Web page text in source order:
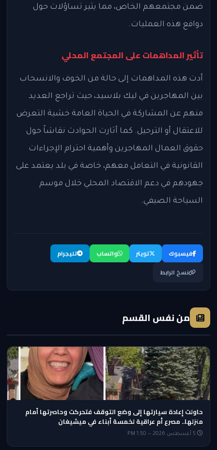
ضمن مجتمعهم الخاص، مما يثير تساؤلات حول
دوافع هذه العمليات.
تأثير المداهمات على المجتمع المحلي
أدت هذه المداهمات إلى حالة من الخوف والانسحاب
بين المهاجرين في ليك بلاسيد، حيث تراجع العديد
منهم عن المشاركة في الحياة العامة خشية التعرض
للاعتقال أو الترحيل. كما أثارت الحوادث نقاشاً حول
حقوق العمال المهاجرين وأهمية احترام الإجراءات
القانونية في التعامل معهم، خاصة في بلد يعتمد على
جهودهم في دعم الاقتصاد المحلي خلال موسم
السياحة الصيفي.
فيسبوك تويتر واتساب
تليجرام
نسخ الرابط
من نفس القسم
حاولت إعادة سيارتها إلى وضع التوقف فتحركت وحاصرتها أمام
منزلها.. مصرع أم عراقية لخمسة أبناء في ميشيغان